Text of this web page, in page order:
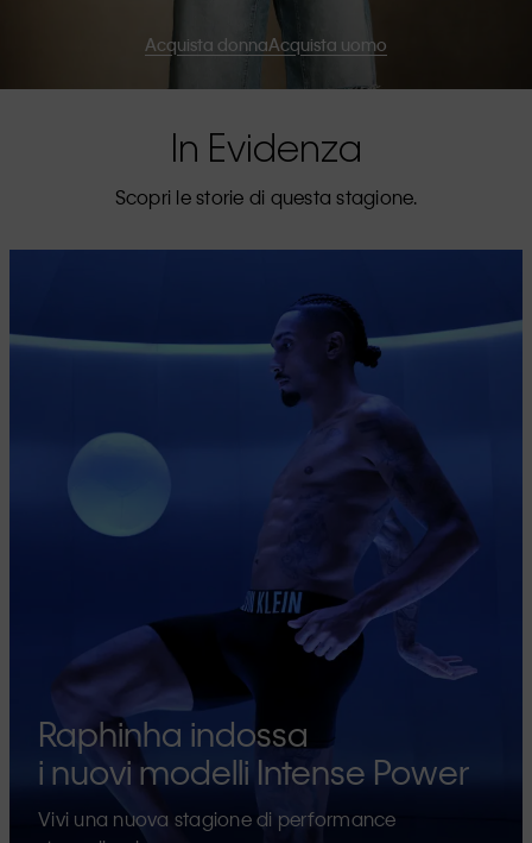
Acquista donnaAcquista uomo
In Evidenza
Scopri le storie di questa stagione.
Raphinha indossa
i nuovi modelli Intense Power
Vivi una nuova stagione di performance